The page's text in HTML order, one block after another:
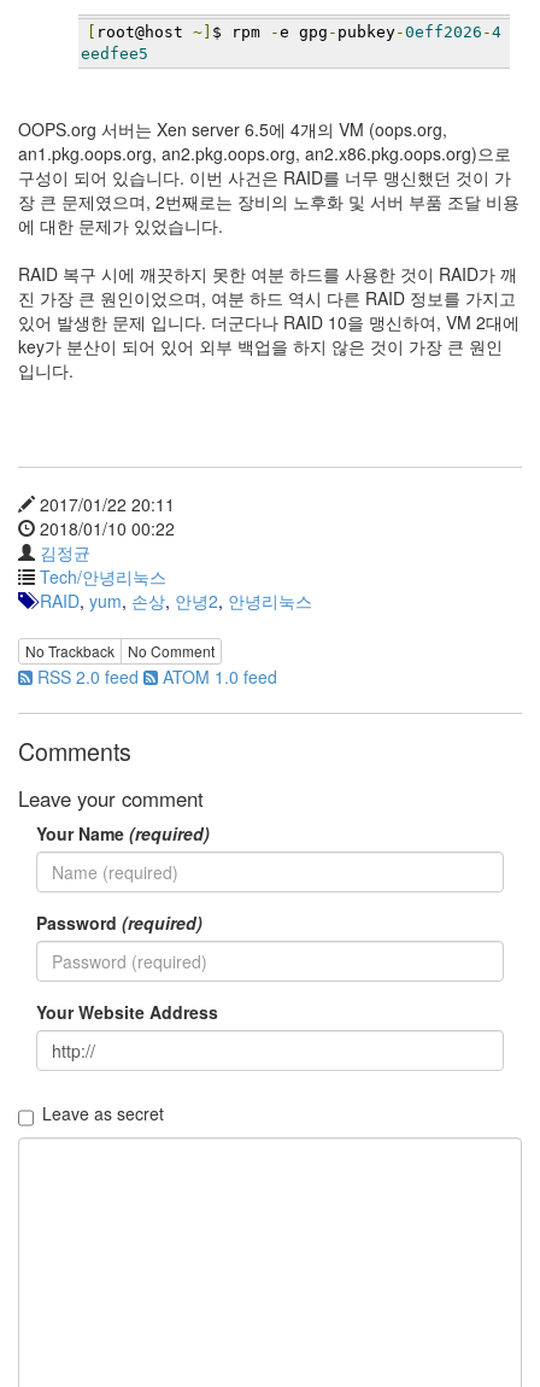
root@host ~] $ rpm -e gpg - pubkey-0eff2026 -4
eedfee5
OOPS.org 서버는 Xen server 6.5에 4개의 VM (oops.org,
an1.pkg.oops.org, an2.pkg.oops.org, an2.x86.pkg.oops.org)으로
구성이 되어 있습니다. 이번 사건은 RAID를 너무 맹신했던 것이 가
장 큰 문제였으며, 2번째로는 장비의 노후화 및 서버 부품 조달 비용
에 대한 문제가 있었습니다.
RAID 복구 시에 깨끗하지 못한 여분 하드를 사용한 것이 RAID가 깨
진 가장 큰 원인이었으며, 여분 하드 역시 다른 RAID 정보를 가지고
있어 발생한 문제 입니다. 더군다나 RAID 10을 맹신하여, VM 2대에
key가 분산이 되어 있어 외부 백업을 하지 않은 것이 가장 큰 원인
입니다.
2017/01/22 20:11
2018/01/10 00:22
김정균
Tech/안녕리눅스
RAID, yum, 손상, 안녕2, 안녕리눅스
No Trackback No Comment
RSS 2.0 feed ATOM 1.0 feed
Comments
Leave your comment
Your Name (required)
Password (required)
Your Website Address
Leave as secret
군
이
11
둘
째
고
일
지
3
Tech
리
스
42
프
로
그
밍
57
Tip
Trick
18
security
Scuba
Diving
리
뷰
Recent
Posts